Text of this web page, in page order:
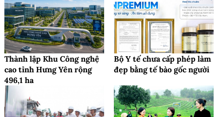
Thành lập Khu Công nghệ
cao tỉnh Hưng Yên rộng
496,1 ha
Bộ Y tế chưa cấp phép làm
đẹp bằng tế bào gốc người